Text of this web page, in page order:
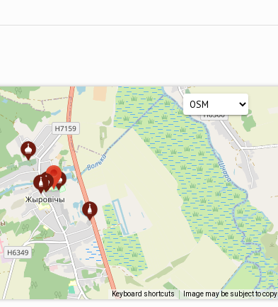
Keyboard shortcuts Image may be subject to